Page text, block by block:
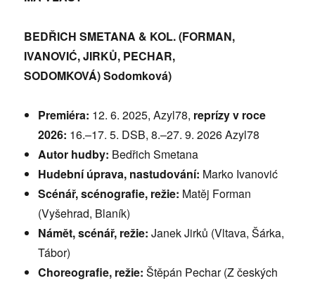
BEDŘICH SMETANA & KOL. (FORMAN,
IVANOVIĆ, JIRKŮ, PECHAR,
SODOMKOVÁ)Sodomková)
Premiéra: 12. 6. 2025, Azyl78, reprízy v roce
2026: 16.–17. 5. DSB, 8.–27. 9. 2026 Azyl78
Autor hudby: Bedřich Smetana
Hudební úprava, nastudování: Marko Ivanović
Scénář, scénografie, režie: Matěj Forman
(Vyšehrad, Blaník)
Námět, scénář, režie:Janek Jirků (Vltava, Šárka,
Tábor)
Choreografie, režie:Štěpán Pechar (Z českých